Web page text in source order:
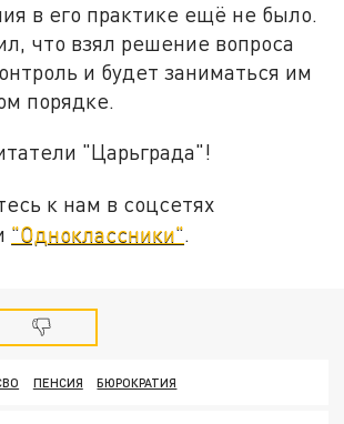
в его практике ещё не было.
что взял решение вопроса
и будет заниматься им
порядке.
"Царьграда"!
к нам в соцсетях
"Одноклассники"
ПЕНСИЯ БЮРОКРАТИЯ